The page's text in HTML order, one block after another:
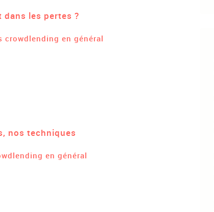
dans les pertes ?
crowdlending en général
nos techniques
en général